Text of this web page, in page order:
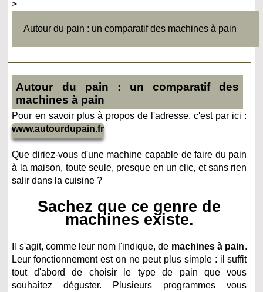
>
Autour du pain : un comparatif des machines à pain
Autour du pain : un comparatif des
machines à pain
Pour en savoir plus à propos de l'adresse, c'est par ici :
www.autourdupain.fr
Que diriez-vous d'une machine capable de faire du pain
à la maison, toute seule, presque en un clic, et sans rien
salir dans la cuisine ?
Sachez que ce genre de
machines existe.
Il s'agit, comme leur nom l'indique, de machines à pain.
Leur fonctionnement est on ne peut plus simple : il suffit
tout d'abord de choisir le type de pain que vous
souhaitez déguster. Plusieurs programmes vous